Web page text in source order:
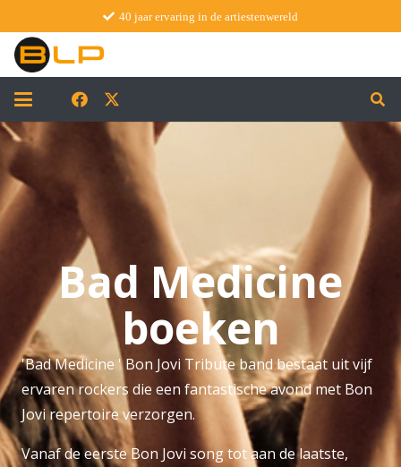
40 jaar ervaring in de artiestenwereld
Bad Medicine
boeken
'Bad Medicine ' Bon Jovi Tribute band bestaat uit vijf
ervaren rockers die een fantastische avond met Bon
Jovi repertoire verzorgen.
Vanaf de eerste Bon Jovi song tot aan de laatste,